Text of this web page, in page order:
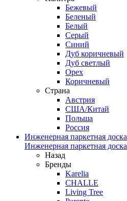
Бежевый
Беленый
Белый
Серый
Синий
Дуб коричневый
Дуб светлый
Орех
Коричневый
Страна
Австрия
США/Китай
Польша
Россия
Инженерная паркетная доска
Инженерная паркетная доска
Назад
Бренды
Karelia
CHALLE
Living Tree